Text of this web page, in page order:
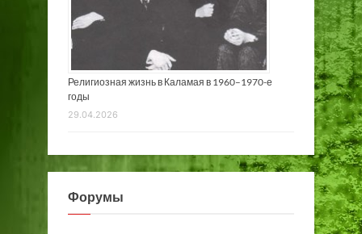
Религиозная жизнь в Каламая в 1960–1970-е
годы
29.04.2026
Форумы